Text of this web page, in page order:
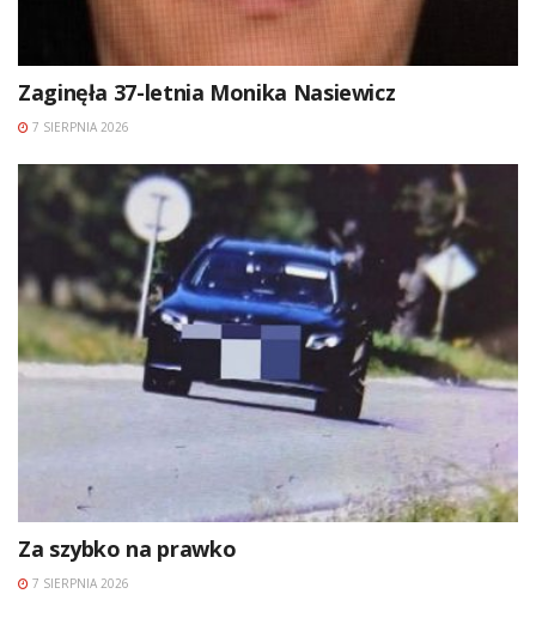
Zaginęła 37-letnia Monika Nasiewicz
7 SIERPNIA 2026
Za szybko na prawko
7 SIERPNIA 2026